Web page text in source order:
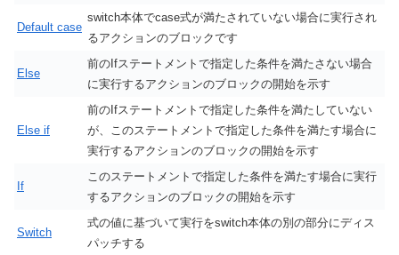
Default case
switch本体でcase式が満たされていない場合に実行され
るアクションのブロックです
Else
前のIfステートメントで指定した条件を満たさない場合
に実行するアクションのブロックの開始を示す
Else if
前のIfステートメントで指定した条件を満たしていない
が、このステートメントで指定した条件を満たす場合に
実行するアクションのブロックの開始を示す
If
このステートメントで指定した条件を満たす場合に実行
するアクションのブロックの開始を示す
Switch
式の値に基づいて実行をswitch本体の別の部分にディス
パッチする